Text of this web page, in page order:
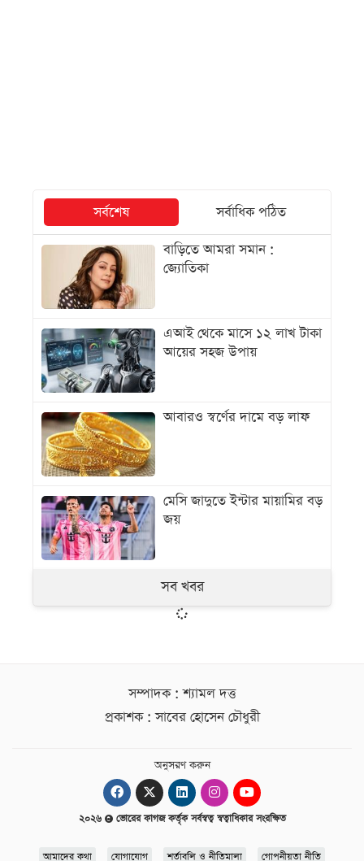
সর্বশেষ
সর্বাধিক পঠিত
বাড়িতে আমরা সমান :
জ্যোতিকা
এআই থেকে মাসে ১২ লাখ টাকা
আয়ের সহজ উপায়
আবারও স্বর্ণের দামে বড় লাফ
মেসি জাদুতে ইন্টার মায়ামির বড়
জয়
সব খবর
সম্পাদক : শ্যামল দত্ত
প্রকাশক : সাবের হোসেন চৌধুরী
অনুসরণ করুন
২০২৬ ভোরের কাগজ কর্তৃক সর্বস্বত্ব স্বত্বাধিকার সংরক্ষিত
আমাদের কথা যোগাযোগ শর্তাবলি ও নীতিমালা গোপনীয়তা নীতি